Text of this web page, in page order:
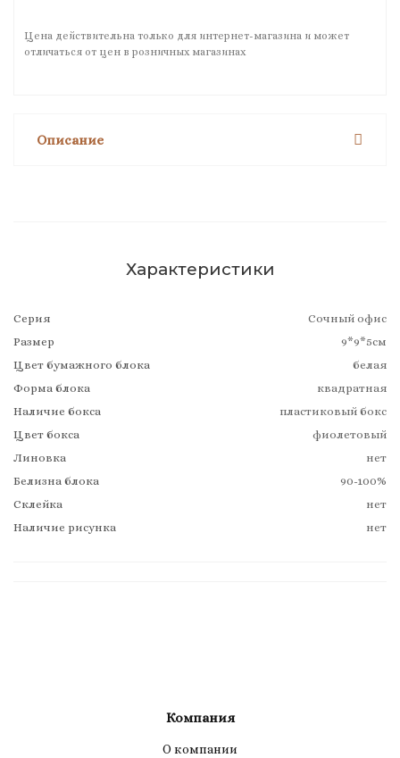
Цена действительна только для интернет-магазина и может
отличаться от цен в розничных магазинах
Описание
Характеристики
Серия
Сочный офис
Размер
9*9*5см
Цвет бумажного блока
белая
Форма блока
квадратная
Наличие бокса
пластиковый бокс
Цвет бокса
фиолетовый
Линовка
нет
Белизна блока
90-100%
Склейка
нет
Наличие рисунка
нет
Компания
О компании